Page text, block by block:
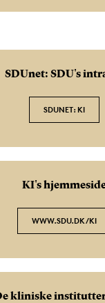
SDUnet: SDU's
SDUNET: KI
KI's
WWW.SDU.DK/KI
kliniske